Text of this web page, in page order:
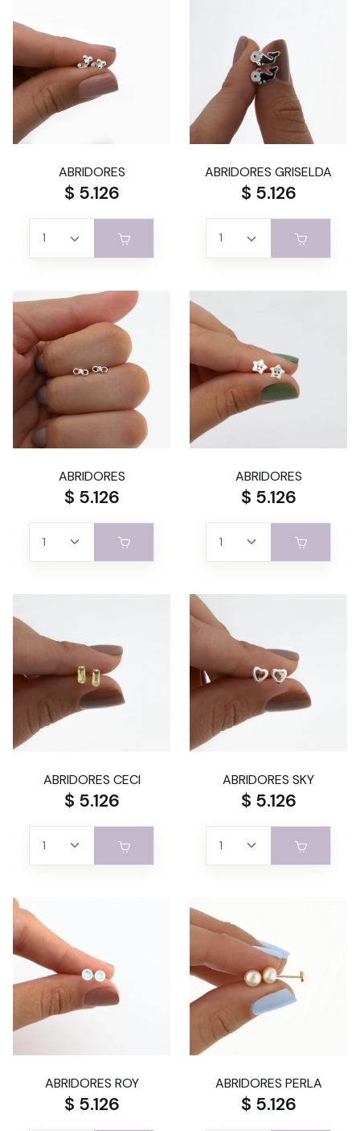
ABRIDORES
$ 5.126
ABRIDORES GRISELDA
$ 5.126
ABRIDORES
$ 5.126
ABRIDORES
$ 5.126
ABRIDORES CECI
$ 5.126
ABRIDORES SKY
$ 5.126
ABRIDORES ROY
$ 5.126
ABRIDORES PERLA
$ 5.126